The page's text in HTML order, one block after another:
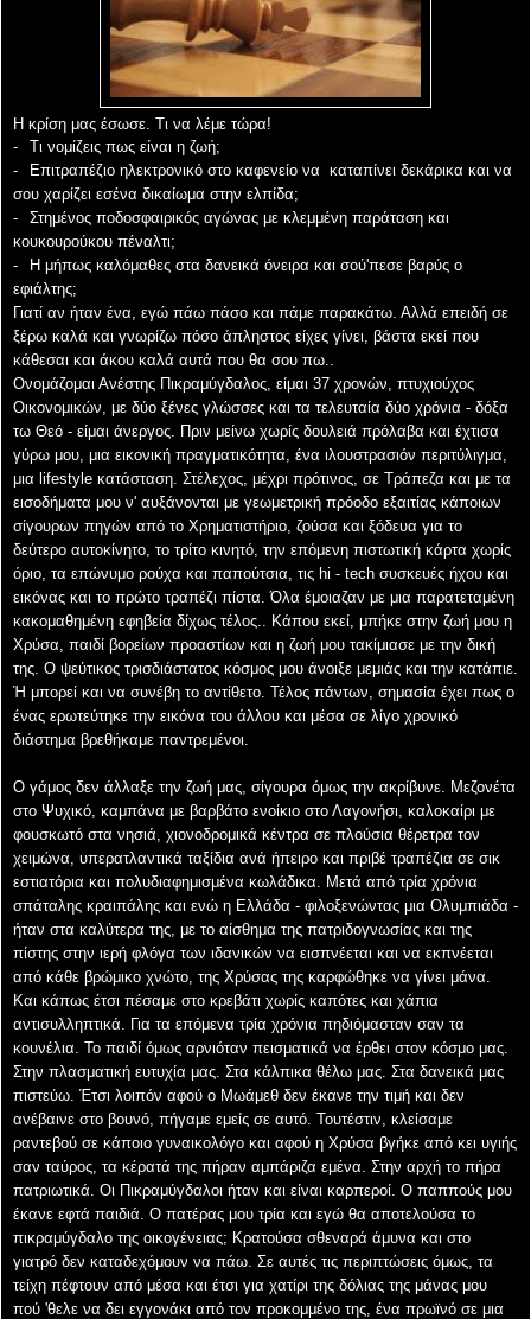
Η κρίση μας έσωσε. Τι να λέμε τώρα!
-
Τι νομίζεις πως είναι η ζωή;
-
Επιτραπέζιο ηλεκτρονικό στο καφενείο να καταπίνει δεκάρικα και να
σου χαρίζει εσένα δικαίωμα στην ελπίδα;
-
Στημένος ποδοσφαιρικός αγώνας με κλεμμένη παράταση και
κουκουρούκου πέναλτι;
-
Η μήπως καλόμαθες στα δανεικά όνειρα και σού'πεσε βαρύς ο
εφιάλτης;
Γιατί αν ήταν ένα, εγώ πάω πάσο και πάμε παρακάτω. Αλλά επειδή σε
ξέρω καλά και γνωρίζω πόσο άπληστος είχες γίνει, βάστα εκεί που
κάθεσαι και άκου καλά αυτά που θα σου πω..
Ονομάζομαι Ανέστης Πικραμύγδαλος, είμαι 37 χρονών, πτυχιούχος
Οικονομικών, με δύο ξένες γλώσσες και τα τελευταία δύο χρόνια - δόξα
τω Θεό - είμαι άνεργος. Πριν μείνω χωρίς δουλειά πρόλαβα και έχτισα
γύρω μου, μια εικονική πραγματικότητα, ένα ιλουστρασιόν περιτύλιγμα,
μια lifestyle κατάσταση. Στέλεχος, μέχρι πρότινος, σε Τράπεζα και με τα
εισοδήματα μου ν' αυξάνονται με γεωμετρική πρόοδο εξαιτίας κάποιων
σίγουρων πηγών από το Χρηματιστήριο, ζούσα και ξόδευα για το
δεύτερο αυτοκίνητο, το τρίτο κινητό, την επόμενη πιστωτική κάρτα χωρίς
όριο, τα επώνυμο ρούχα και παπούτσια, τις hi - tech συσκευές ήχου και
εικόνας και το πρώτο τραπέζι πίστα. Όλα έμοιαζαν με μια παρατεταμένη
κακομαθημένη εφηβεία δίχως τέλος.. Κάπου εκεί, μπήκε στην ζωή μου η
Χρύσα, παιδί βορείων προαστίων και η ζωή μου τακίμιασε με την δική
της. Ο ψεύτικος τρισδιάστατος κόσμος μου άνοιξε μεμιάς και την κατάπιε.
Ή μπορεί και να συνέβη το αντίθετο. Τέλος πάντων, σημασία έχει πως ο
ένας ερωτεύτηκε την εικόνα του άλλου και μέσα σε λίγο χρονικό
διάστημα βρεθήκαμε παντρεμένοι.
Ο γάμος δεν άλλαξε την ζωή μας, σίγουρα όμως την ακρίβυνε. Μεζονέτα
στο Ψυχικό, καμπάνα με βαρβάτο ενοίκιο στο Λαγονήσι, καλοκαίρι με
φουσκωτό στα νησιά, χιονοδρομικά κέντρα σε πλούσια θέρετρα τον
χειμώνα, υπερατλαντικά ταξίδια ανά ήπειρο και πριβέ τραπέζια σε σικ
εστιατόρια και πολυδιαφημισμένα κωλάδικα. Μετά από τρία χρόνια
σπάταλης κραιπάλης και ενώ η Ελλάδα - φιλοξενώντας μια Ολυμπιάδα -
ήταν στα καλύτερα της, με το αίσθημα της πατριδογνωσίας και της
πίστης στην ιερή φλόγα των ιδανικών να εισπνέεται και να εκπνέεται
από κάθε βρώμικο χνώτο, της Χρύσας της καρφώθηκε να γίνει μάνα.
Και κάπως έτσι πέσαμε στο κρεβάτι χωρίς καπότες και χάπια
αντισυλληπτικά. Για τα επόμενα τρία χρόνια πηδιόμασταν σαν τα
κουνέλια. Το παιδί όμως αρνιόταν πεισματικά να έρθει στον κόσμο μας.
Στην πλασματική ευτυχία μας. Στα κάλπικα θέλω μας. Στα δανεικά μας
πιστεύω. Έτσι λοιπόν αφού ο Μωάμεθ δεν έκανε την τιμή και δεν
ανέβαινε στο βουνό, πήγαμε εμείς σε αυτό. Τουτέστιν, κλείσαμε
ραντεβού σε κάποιο γυναικολόγο και αφού η Χρύσα βγήκε από κει υγιής
σαν ταύρος, τα κέρατά της πήραν αμπάριζα εμένα. Στην αρχή το πήρα
πατριωτικά. Οι Πικραμύγδαλοι ήταν και είναι καρπεροί. Ο παππούς μου
έκανε εφτά παιδιά. Ο πατέρας μου τρία και εγώ θα αποτελούσα το
πικραμύγδαλο της οικογένειας; Κρατούσα σθεναρά άμυνα και στο
γιατρό δεν καταδεχόμουν να πάω. Σε αυτές τις περιπτώσεις όμως, τα
τείχη πέφτουν από μέσα και έτσι για χατίρι της δόλιας της μάνας μου
πού 'θελε να δει εγγονάκι από τον προκομμένο της, ένα πρωϊνό σε μια